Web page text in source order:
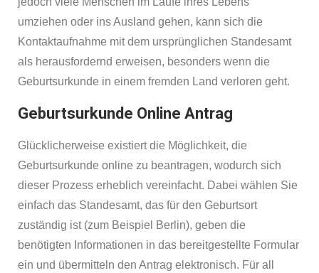
umziehen oder ins Ausland gehen, kann sich die
Kontaktaufnahme mit dem ursprünglichen Standesamt
als herausfordernd erweisen, besonders wenn die
Geburtsurkunde in einem fremden Land verloren geht.
Geburtsurkunde Online Antrag
Glücklicherweise existiert die Möglichkeit, die
Geburtsurkunde online zu beantragen, wodurch sich
dieser Prozess erheblich vereinfacht. Dabei wählen Sie
einfach das Standesamt, das für den Geburtsort
zuständig ist (zum Beispiel Berlin), geben die
benötigten Informationen in das bereitgestellte Formular
ein und übermitteln den Antrag elektronisch. Für all